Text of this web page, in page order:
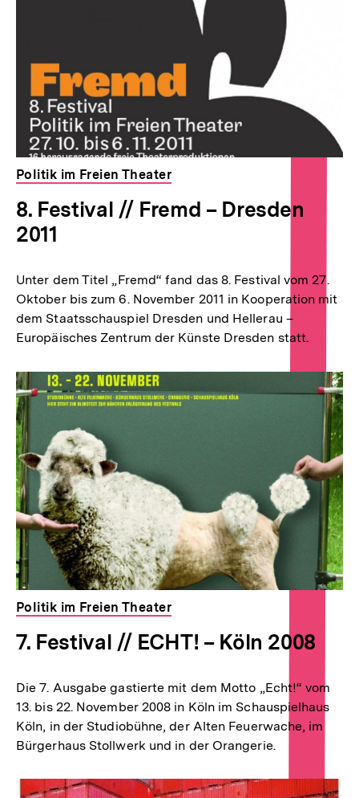
Politik im Freien Theater
8. Festival // Fremd – Dresden
2011
Unter dem Titel „Fremd“ fand das 8. Festival vom 27.
Oktober bis zum 6. November 2011 in Kooperation mit
dem Staatsschauspiel Dresden und Hellerau –
Europäisches Zentrum der Künste Dresden statt.
Politik im Freien Theater
7. Festival // ECHT! – Köln 2008
Die 7. Ausgabe gastierte mit dem Motto „Echt!“ vom
13. bis 22. November 2008 in Köln im Schauspielhaus
Köln, in der Studiobühne, der Alten Feuerwache, im
Bürgerhaus Stollwerk und in der Orangerie.